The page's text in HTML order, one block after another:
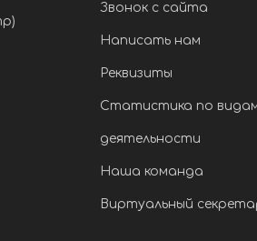
Звонок с сайта
Написать нам
Реквизиты
Статистика по
деятельности
Наша команда
Виртуальный